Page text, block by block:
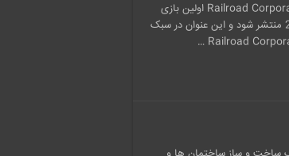
بازی Railroad Corporation توسط Iceberg Interactive طراحی شده است. Railroad Corporation اولین بازی
است که توسط Corbie Games ساخته شده است و قرار است اواخر ماه مه سال 2019 منتشر شود و این عنوان در سبک